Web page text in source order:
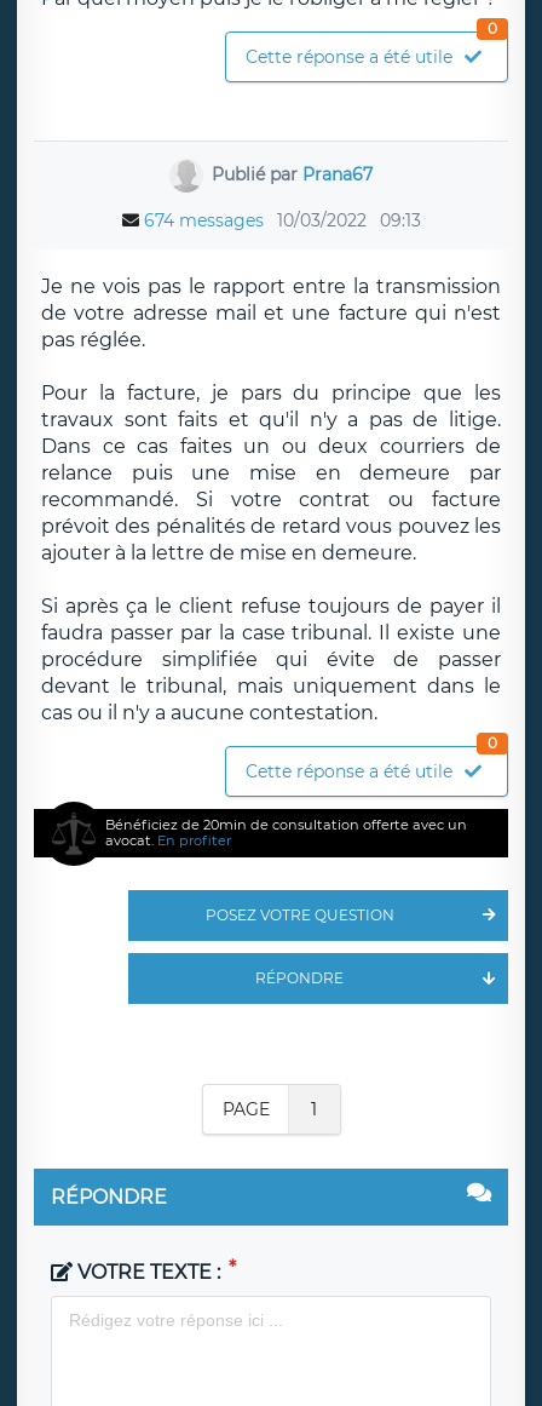
Cette réponse a été utile
0
Publié par Prana67
674 messages 10/03/2022 09:13
Je ne vois pas le rapport entre la transmission
de votre adresse mail et une facture qui n'est
pas réglée.
Pour la facture, je pars du principe que les
travaux sont faits et qu'il n'y a pas de litige.
Dans ce cas faites un ou deux courriers de
relance puis une mise en demeure par
recommandé. Si votre contrat ou facture
prévoit des pénalités de retard vous pouvez les
ajouter à la lettre de mise en demeure.
Si après ça le client refuse toujours de payer il
faudra passer par la case tribunal. Il existe une
procédure simplifiée qui évite de passer
devant le tribunal, mais uniquement dans le
cas ou il n'y a aucune contestation.
Cette réponse a été utile
0
Bénéficiez de 20min de consultation offerte avec un
avocat. En profiter
POSEZ VOTRE QUESTION
RÉPONDRE
PAGE 1
RÉPONDRE
VOTRE TEXTE :